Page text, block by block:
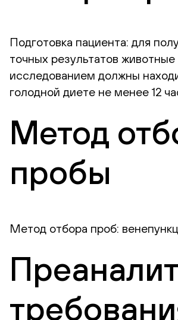
Подготовка пациента: для
точных результатов
исследованием должны
голодной диете не менее 12
Метод
пробы
Метод отбора проб: